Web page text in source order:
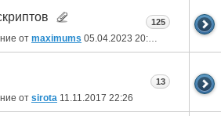
от maximums 05.04.2023 20:09
125
от sirota 11.11.2017 22:26
13